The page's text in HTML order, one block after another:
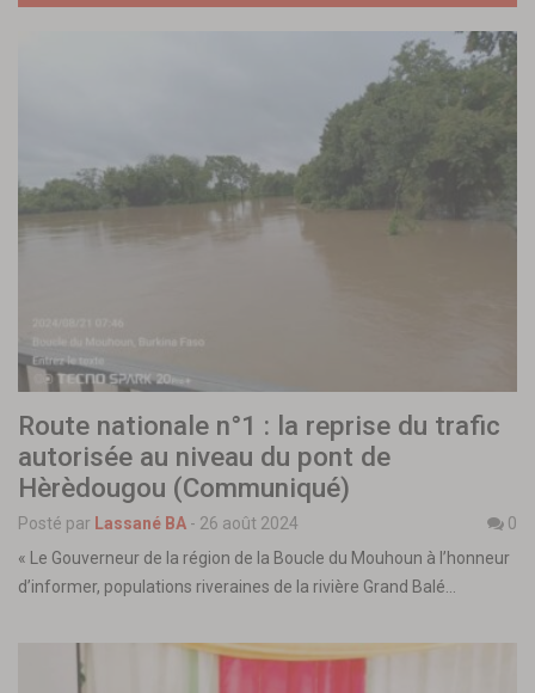
Route nationale n°1 : la reprise du trafic
autorisée au niveau du pont de
Hèrèdougou (Communiqué)
Posté par Lassané BA - 26 août 2024
0
« Le Gouverneur de la région de la Boucle du Mouhoun à l’honneur
d’informer, populations riveraines de la rivière Grand Balé…